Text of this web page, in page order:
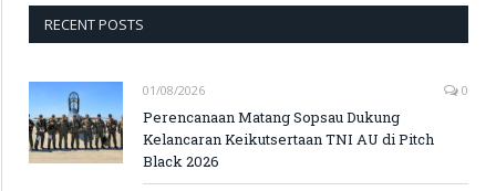
RECENT POSTS
01/08/2026 0
Perencanaan Matang Sopsau Dukung
Kelancaran Keikutsertaan TNI AU di Pitch
Black 2026